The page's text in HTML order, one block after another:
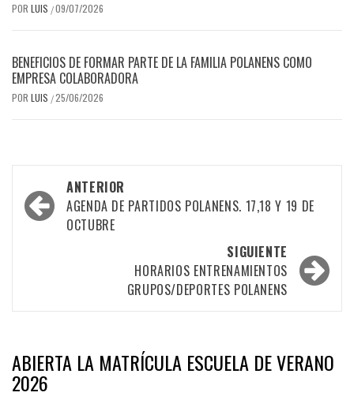
POR LUIS /09/07/2026
BENEFICIOS DE FORMAR PARTE DE LA FAMILIA POLANENS COMO
EMPRESA COLABORADORA
POR LUIS /25/06/2026
Navegación
por
ANTERIOR
AGENDA DE PARTIDOS POLANENS. 17,18 Y 19 DE
OCTUBRE
SIGUIENTE
HORARIOS ENTRENAMIENTOS
GRUPOS/DEPORTES POLANENS
ABIERTA LA MATRÍCULA ESCUELA DE VERANO
2026